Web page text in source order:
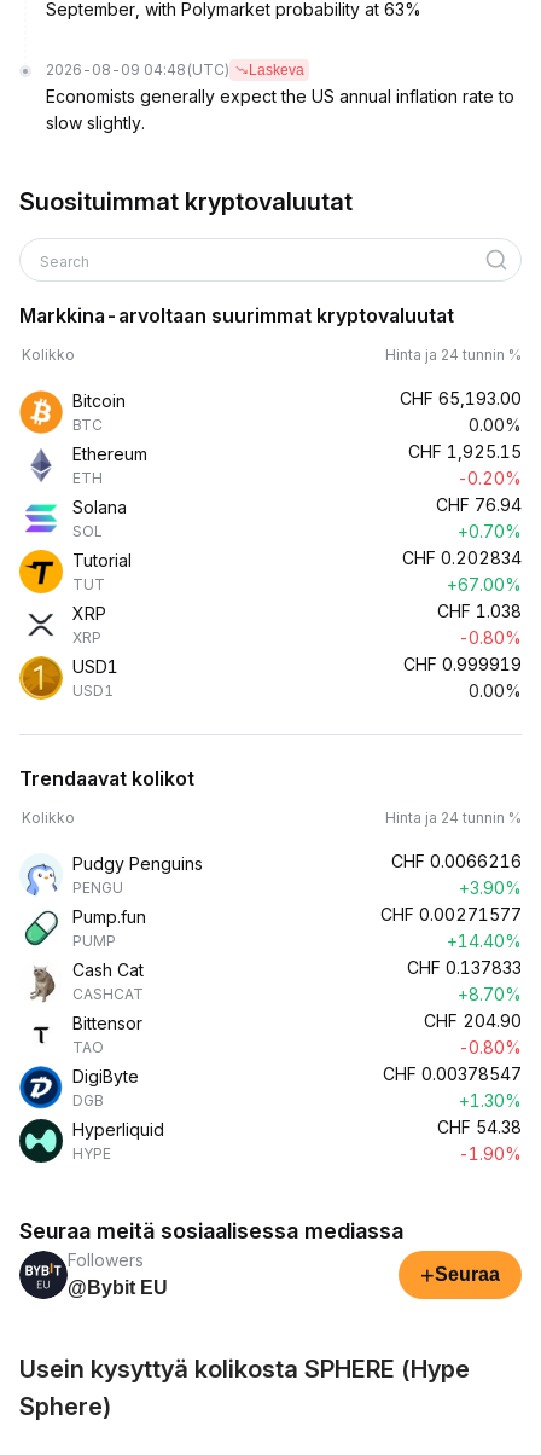
September, with Polymarket probability at 63%
2026-08-09 04:48 (UTC) Laskeva
Economists generally expect the US annual inflation rate to
slow slightly.
Suosituimmat kryptovaluutat
Search
Markkina-arvoltaan suurimmat kryptovaluutat
Kolikko Hinta ja 24 tunnin %
Bitcoin
BTC
CHF 65,193.00
0.00%
Ethereum
ETH
CHF 1,925.15
-0.20%
Solana
SOL
CHF 76.94
+0.70%
Tutorial
TUT
CHF 0.202834
+67.00%
XRP
XRP
CHF 1.038
-0.80%
USD1
USD1
CHF 0.999919
0.00%
Trendaavat kolikot
Kolikko Hinta ja 24 tunnin %
Pudgy Penguins
PENGU
CHF 0.0066216
+3.90%
Pump.fun
PUMP
CHF 0.00271577
+14.40%
Cash Cat
CASHCAT
CHF 0.137833
+8.70%
Bittensor
TAO
CHF 204.90
-0.80%
DigiByte
DGB
CHF 0.00378547
+1.30%
Hyperliquid
HYPE
CHF 54.38
-1.90%
Seuraa meitä sosiaalisessa mediassa
Followers
@Bybit EU
+Seuraa
Usein kysyttyä kolikosta SPHERE (Hype
Sphere)